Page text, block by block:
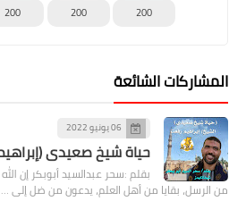
200
200
200
المشاركات الشائعة
06 يونيو 2022
حياة شيخ صعيدى
بقلم :سحر عبدالسيد أبوبكر إن
من الرسل، بقايا من أهل العلم، يدعون من ضل إلى …